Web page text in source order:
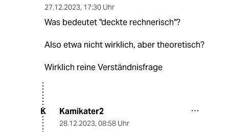
27.12.2023, 17:30 Uhr
Was bedeutet "deckte rechnerisch"?
Also etwa nicht wirklich, aber theoretisch?
Wirklich reine Verständnisfrage
K Kamikater2
28.12.2023, 08:58 Uhr